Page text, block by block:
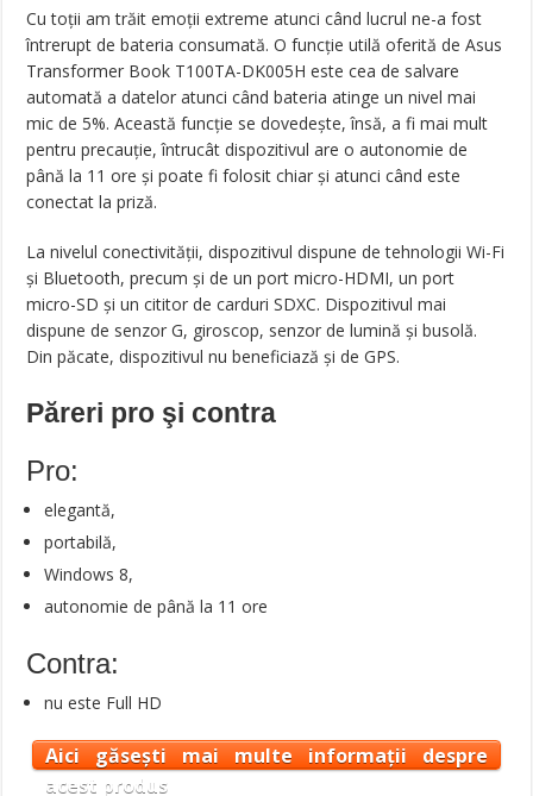
Cu toții am trăit emoții extreme atunci când lucrul ne-a fost
întrerupt de bateria consumată. O funcție utilă oferită de Asus
Transformer Book T100TA-DK005H este cea de salvare
automată a datelor atunci când bateria atinge un nivel mai
mic de 5%. Această funcție se dovedește, însă, a fi mai mult
pentru precauție, întrucât dispozitivul are o autonomie de
până la 11 ore și poate fi folosit chiar și atunci când este
conectat la priză.
La nivelul conectivității, dispozitivul dispune de tehnologii Wi-Fi
și Bluetooth, precum și de un port micro-HDMI, un port
micro-SD și un cititor de carduri SDXC. Dispozitivul mai
dispune de senzor G, giroscop, senzor de lumină și busolă.
Din păcate, dispozitivul nu beneficiază și de GPS.
Păreri pro şi contra
Pro:
elegantă,
portabilă,
Windows 8,
autonomie de până la 11 ore
Contra:
nu este Full HD
Aici găsești mai multe informații despre
acest produs